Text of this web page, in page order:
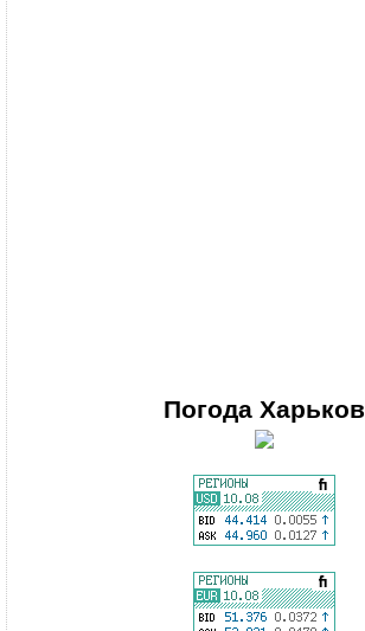
Погода Харьков